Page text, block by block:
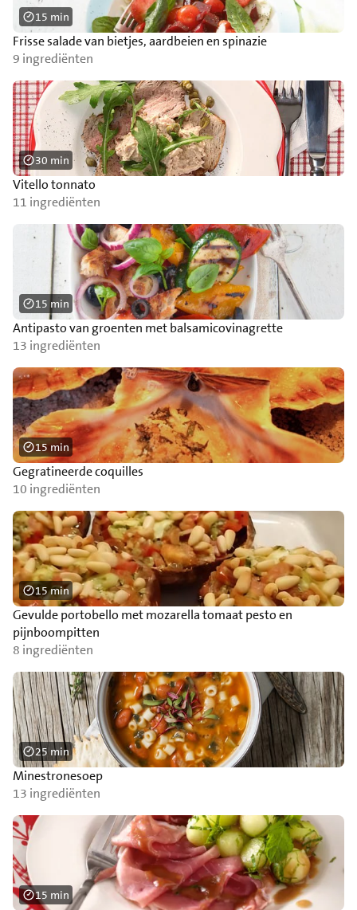
Frisse salade van bietjes, aardbeien en spinazie
9 ingrediënten
15 min
Vitello tonnato
11 ingrediënten
30 min
Antipasto van groenten met balsamicovinagrette
13 ingrediënten
15 min
Gegratineerde coquilles
10 ingrediënten
15 min
Gevulde portobello met mozarella tomaat pesto en
pijnboompitten
8 ingrediënten
15 min
Minestronesoep
13 ingrediënten
25 min
15 min